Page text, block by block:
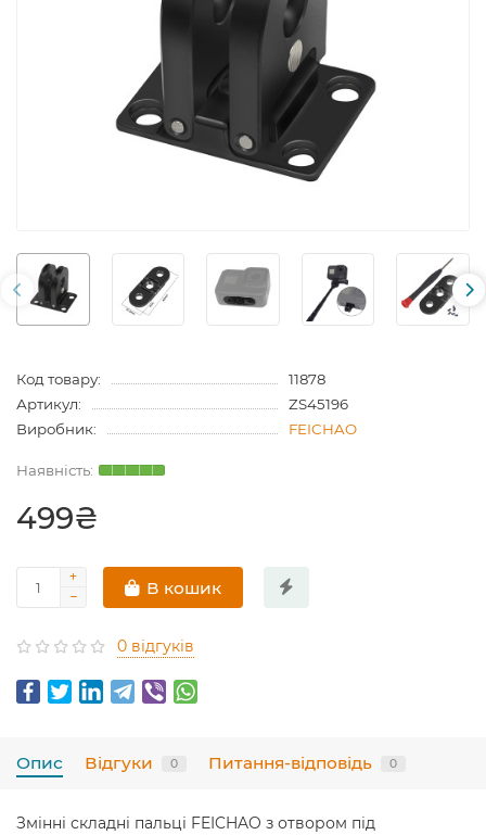
Код товару:
11878
Артикул:
ZS45196
Виробник:
FEICHAO
499₴
В кошик
0 відгуків
Опис Відгуки 0 Питання-відповідь 0
Змінні складні пальці FEICHAO з отвором під